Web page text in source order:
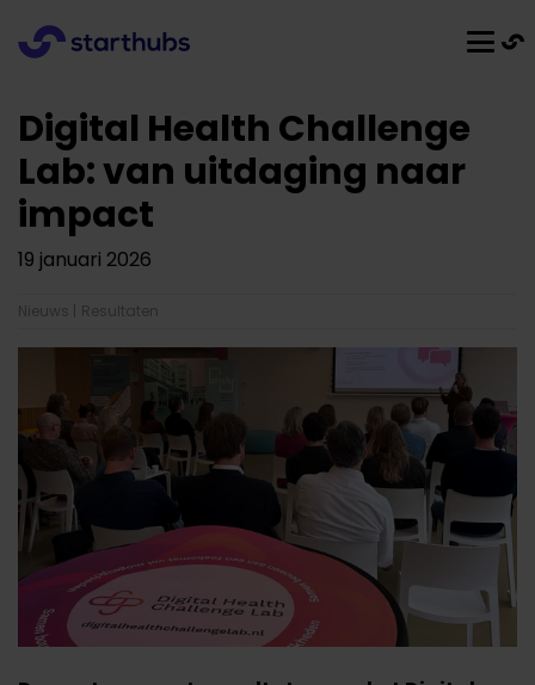
Digital Health Challenge
Lab: van uitdaging naar
impact
19 januari 2026
Nieuws Resultaten